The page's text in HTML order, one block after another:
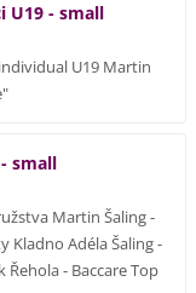
U19 - small
U19 Martin
small
Martin Šaling -
Kladno Adéla Šaling -
Řehola - Baccare Top